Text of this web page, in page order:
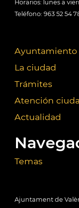
Horarios: lunes a
Teléfono: 963 52 54
Ayuntamiento
La ciudad
Trámites
Atención
Actualidad
Temas
Ajuntament de